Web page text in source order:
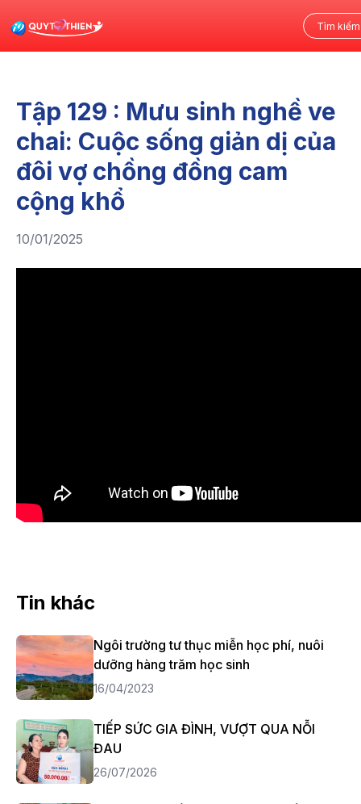
Tập 129 : Mưu sinh nghề ve
chai: Cuộc sống giản dị của
đôi vợ chồng đồng cam
cộng khổ
10/01/2025
Tin khác
Ngôi trường tư thục miễn học phí, nuôi
dưỡng hàng trăm học sinh
16/04/2023
TIẾP SỨC GIA ĐÌNH, VƯỢT QUA NỖI
ĐAU
26/07/2026